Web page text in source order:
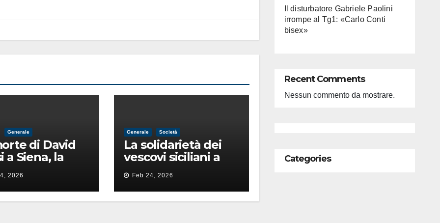
Generale
di David
a Siena, la
lancia la
di
male
2026
Generale Società
La solidarietà dei
vescovi siciliani a
Lorefice: «Ha difeso
il valore e la dignità
dell’umanità»
Feb 24, 2026
Il disturbatore Gabriele Paolini
irrompe al Tg1: «Carlo Conti
bisex»
Recent Comments
Nessun commento da mostrare.
Categories